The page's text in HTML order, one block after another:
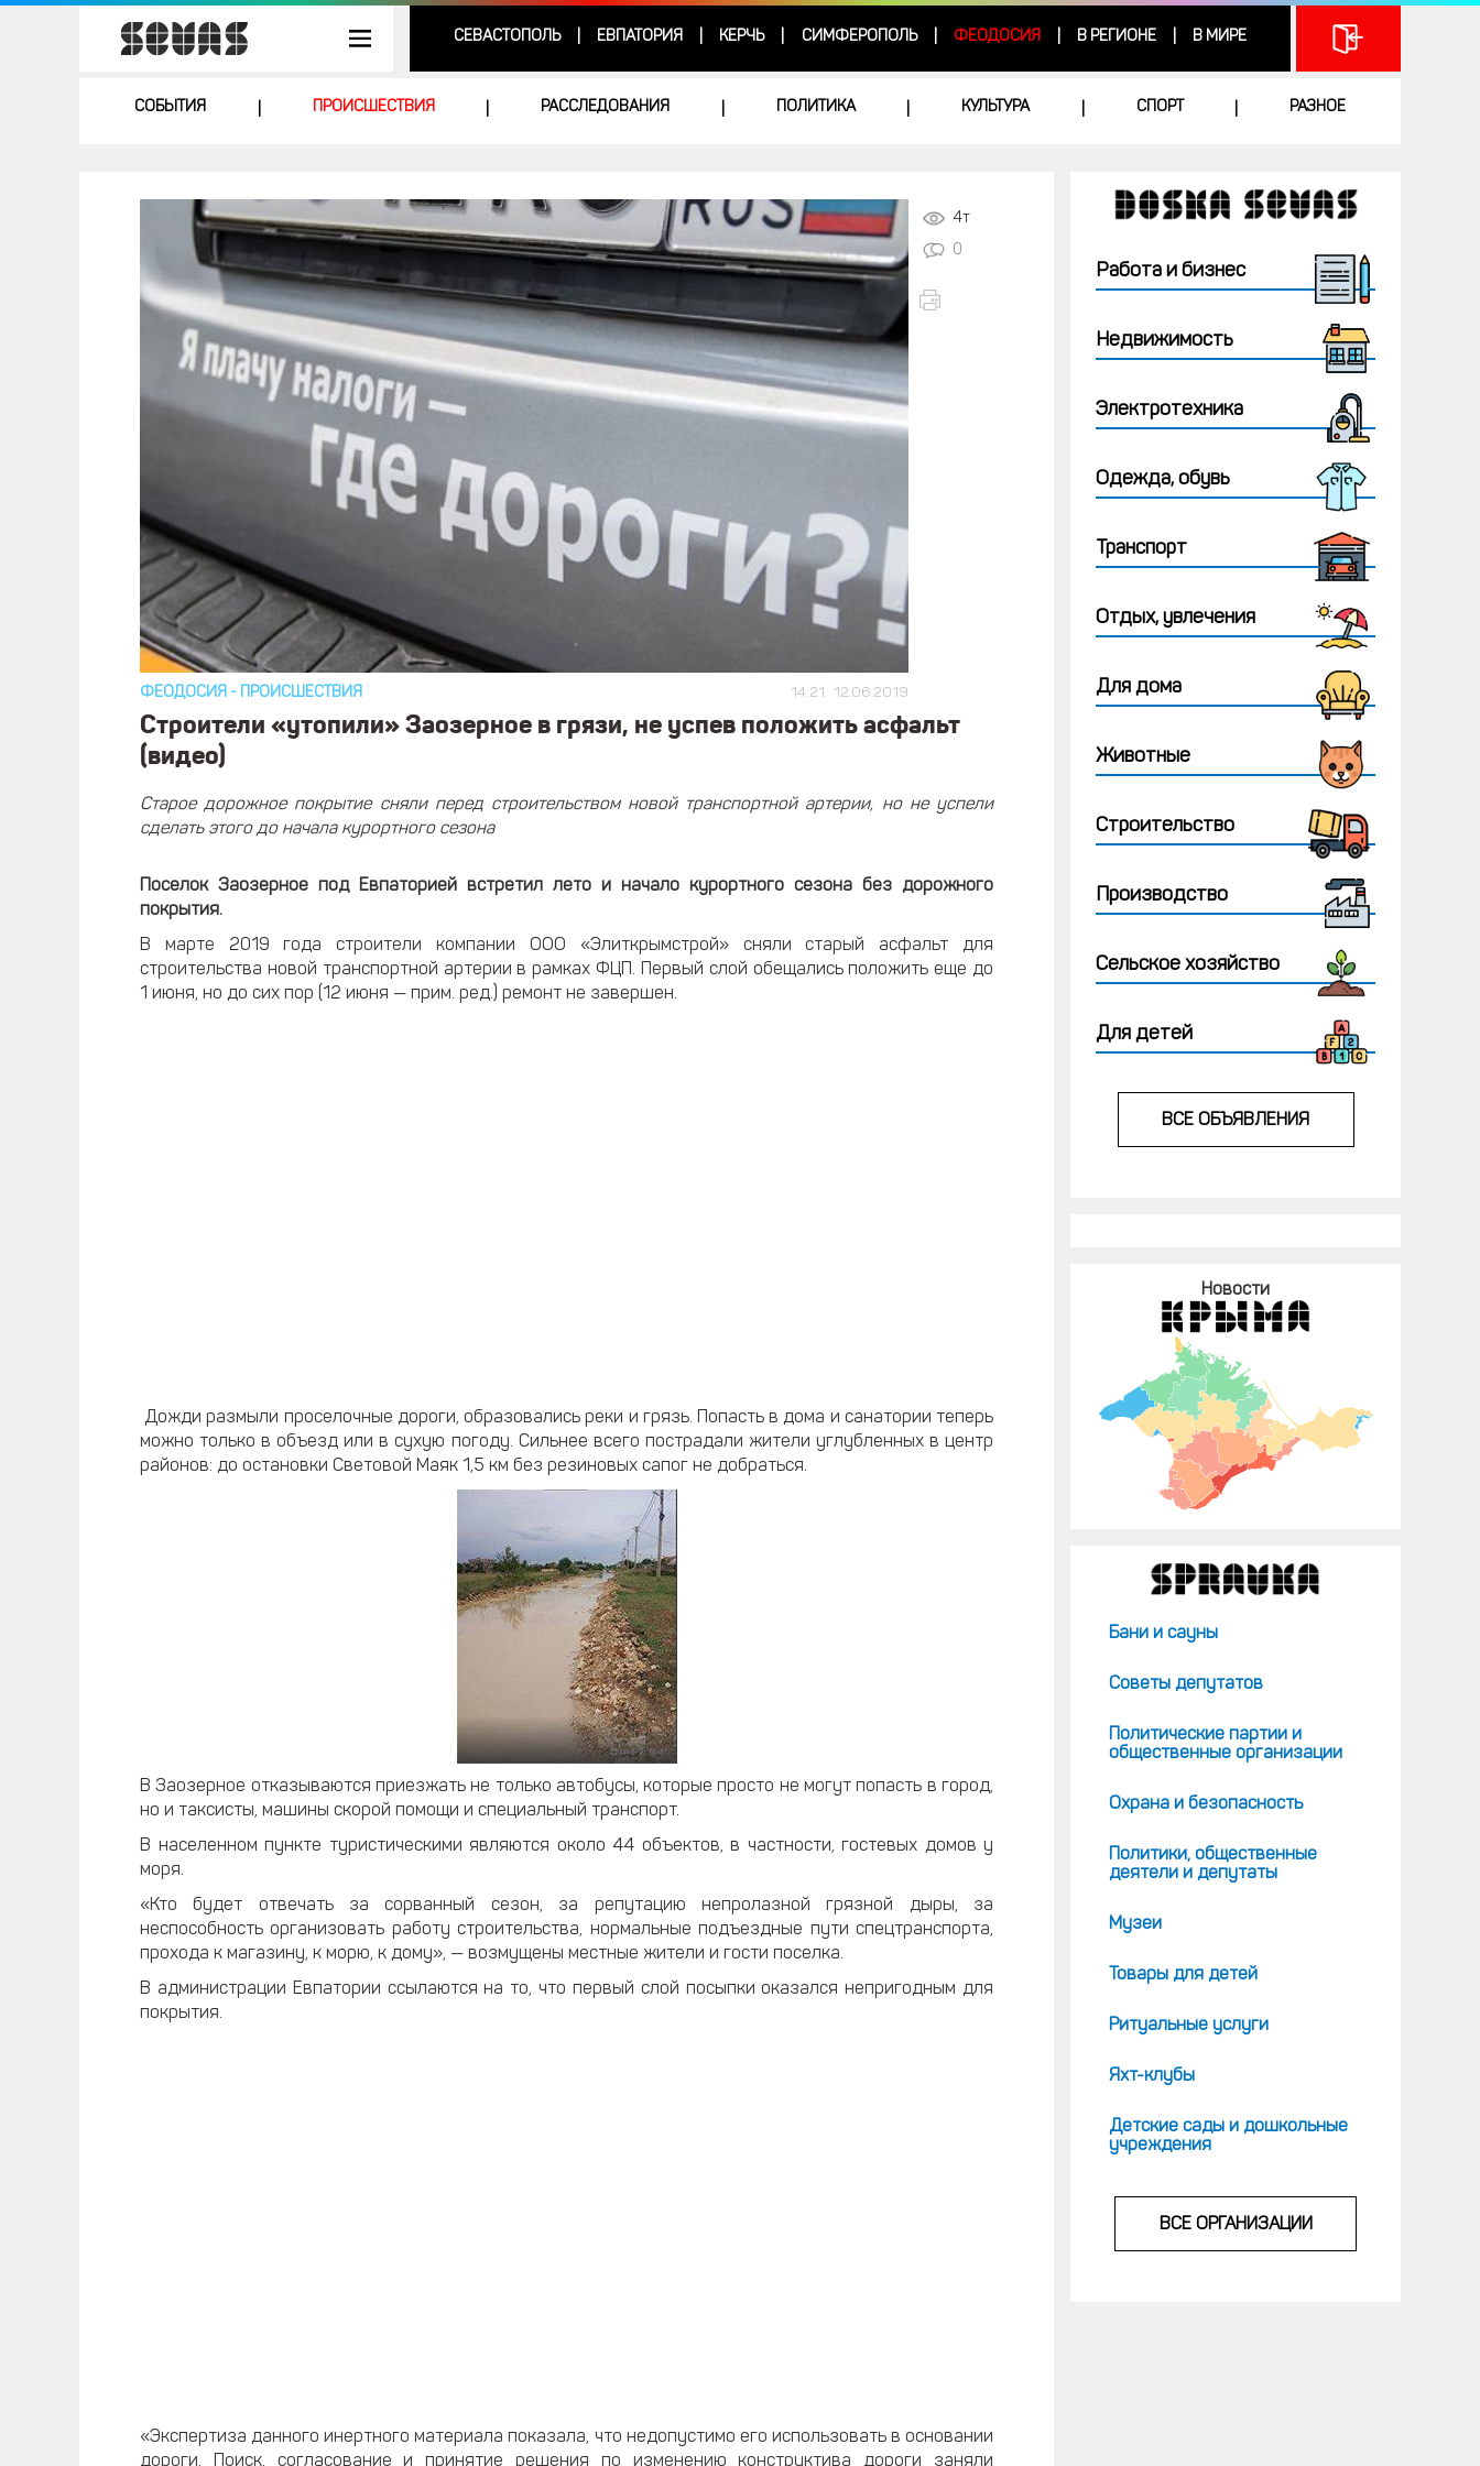
СЕВАСТОПОЛЬ ЕВПАТОРИЯ КЕРЧЬ СИМФЕРОПОЛЬ ФЕОДОСИЯ В РЕГИОНЕ В МИРЕ
СОБЫТИЯ ПРОИСШЕСТВИЯ РАССЛЕДОВАНИЯ ПОЛИТИКА КУЛЬТУРА СПОРТ РАЗНОЕ
14:21 12.06.2019
ФЕОДОСИЯ - ПРОИСШЕСТВИЯ
4т
0
Строители «утопили» Заозерное в грязи, не успев положить асфальт
(видео)
Старое дорожное покрытие сняли перед строительством новой транспортной артерии, но не успели
сделать этого до начала курортного сезона
Поселок Заозерное под Евпаторией встретил лето и начало курортного сезона без дорожного
покрытия.
В марте 2019 года строители компании ООО «Элиткрымстрой» сняли старый асфальт для
строительства новой транспортной артерии в рамках ФЦП. Первый слой обещались положить еще до
1 июня, но до сих пор (12 июня — прим. ред.) ремонт не завершен.
Дожди размыли проселочные дороги, образовались реки и грязь. Попасть в дома и санатории теперь
можно только в объезд или в сухую погоду. Сильнее всего пострадали жители углубленных в центр
районов: до остановки Световой Маяк 1,5 км без резиновых сапог не добраться.
В Заозерное отказываются приезжать не только автобусы, которые просто не могут попасть в город,
но и таксисты, машины скорой помощи и специальный транспорт.
В населенном пункте туристическими являются около 44 объектов, в частности, гостевых домов у
моря.
«Кто будет отвечать за сорванный сезон, за репутацию непролазной грязной дыры, за
неспособность организовать работу строительства, нормальные подъездные пути спецтранспорта,
прохода к магазину, к морю, к дому», — возмущены местные жители и гости поселка.
В администрации Евпатории ссылаются на то, что первый слой посыпки оказался непригодным для
покрытия.
«Экспертиза данного инертного материала показала, что недопустимо его использовать в основании
дороги. Поиск, согласование и принятие решения по изменению конструктива дороги заняли
Работа и бизнес
Недвижимость
Электротехника
Одежда, обувь
Транспорт
Отдых, увлечения
Для дома
Животные
Строительство
Производство
Сельское хозяйство
Для детей
ВСЕ ОБЪЯВЛЕНИЯ
Новости
Бани и сауны
Советы депутатов
Политические партии и
общественные организации
Охрана и безопасность
Политики, общественные
деятели и депутаты
Музеи
Товары для детей
Ритуальные услуги
Яхт-клубы
Детские сады и дошкольные
учреждения
ВСЕ ОРГАНИЗАЦИИ